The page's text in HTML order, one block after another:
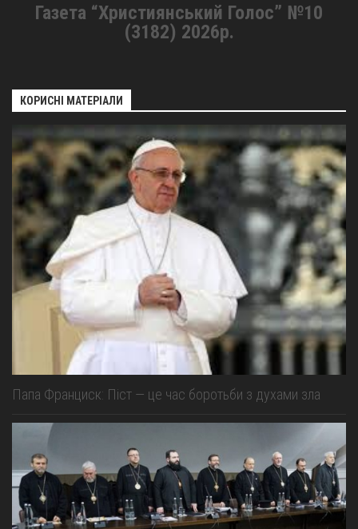
Газета “Християнський Голос” №10
(3182) 2026р.
КОРИСНІ МАТЕРІАЛИ
Папа Франциск: Піст — це час боротьби з духами зла